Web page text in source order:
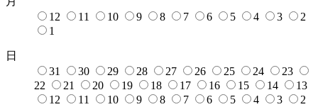
12
11 10 9 8 7 6 5 4 3
2
1
日
31
30 29 28 27 26 25 24
23
22
21 20 19 18 17 16 15 14
13
12
11 10 9 8 7 6 5 4 3
2